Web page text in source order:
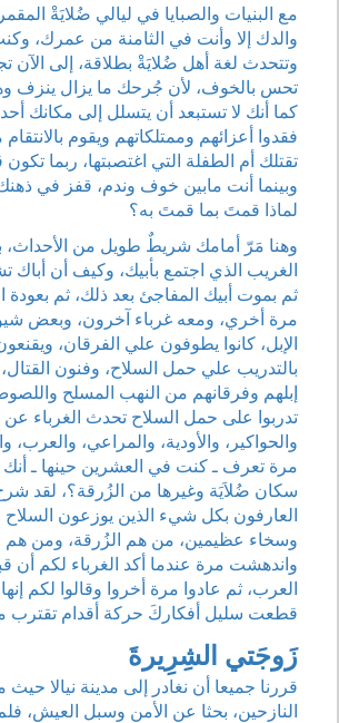
مع البنيات والصبايا في ليالي ضُلايَةْ
والدك إلا وأنت في الثامنة من عمرك،
وتتحدث لغة أهل ضُلايَةْ بطلاقة، إلى الآن
تحس بالخوف، لأن جُرحك ما يزال ينزف
كما أنك لا تستبعد أن يتسلل إلى مكانك أحد
فقدوا أعزائهم وممتلكاتهم ويقوم
تقتلك أم الطفلة التي اغتصبتها، ربما تكون
وبينما أنت مابين خوف وندم، قفز في
لماذا قمتَ بما قمتَ به؟
وهنا مَرّ أمامك شريطٌ طويل من الأحداث،
الغريب الذي اجتمع بأبيك، وكيف أن أباك
ثم بموت أبيك المفاجئ بعد ذلك، ثم بعودة
مرة أخري، ومعه غرباء آخرون، وبعض
الإبل، كانوا يطوفون علي الفرقان،
بالتدريب علي حمل السلاح، وفنون
إبلهم وفرقانهم من النهب المسلح
تدربوا على حمل السلاح تحدث الغرباء عن
والحواكير، والأودية، والمراعي، والعرب،
مرة تعرف ـ كنت في العشرين حينها ـ
سكان ضُلاَيَة وغيرها من الزُرقة؟، لقد
العارفون بكل شيء الذين يوزعون السلاح
وسخاء عظيمين، من هم الزُرقة، ومن هم
واندهشت مرة عندما أكد الغرباء لكم أن
العرب، ثم عادوا مرة أخروا وقالوا لكم
قطعت سليل أفكاركَ حركة أقدام تقترب
زَوجَتي الشِرِيرةَ
قررنا جميعا أن نغادر إلى مدينة نيالا
النازحين، بحثا عن الأمن وسبل العيش،